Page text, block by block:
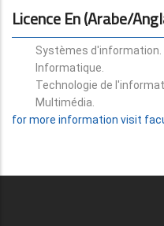
Licence En (arabe/
Systèmes d'information.
Informatique.
Technologie de
Multimédia.
for more information visit